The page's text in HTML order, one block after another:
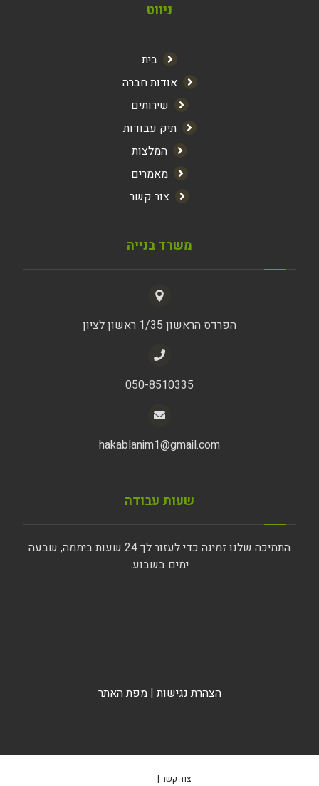
ניווט
בית
אודות חברה
שירותים
תיק עבודות
המלצות
מאמרים
צור קשר
משרד בנייה
הפרדס הראשון 1/35 ראשון לציון
050-8510335
hakablanim1@gmail.com
שעות עבודה
התמיכה שלנו זמינה כדי לעזור לך 24 שעות ביממה, שבעה
ימים בשבוע.
הצהרת נגישות|מפת האתר
צור קשר |